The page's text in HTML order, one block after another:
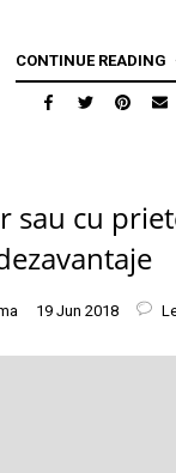
CONTINUE READING
sau cu
19 Jun 2018